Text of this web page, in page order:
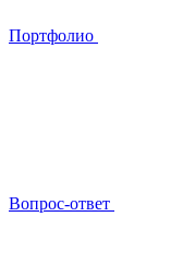
Портфолио
Вопрос-ответ